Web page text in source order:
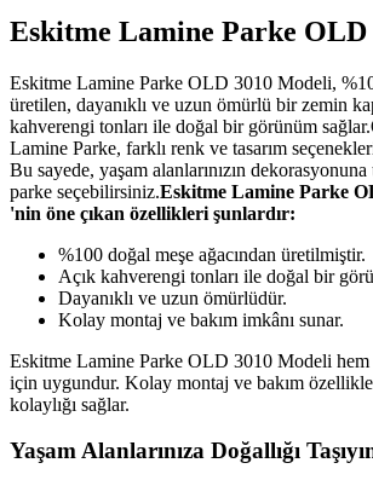
Eskitme Lamine Parke OLD
Eskitme Lamine Parke OLD 3010 Modeli,
üretilen, dayanıklı ve uzun ömürlü bir zemin
kahverengi tonları ile doğal bir görünüm
Lamine Parke, farklı renk ve tasarım
Bu sayede, yaşam alanlarınızın
parke seçebilirsiniz.Eskitme Lamine Parke
'nin öne çıkan özellikleri şunlardır:
%100 doğal meşe ağacından üretilmiştir.
Açık kahverengi tonları ile doğal bir
Dayanıklı ve uzun ömürlüdür.
Kolay montaj ve bakım imkânı sunar.
Eskitme Lamine Parke OLD 3010 Modeli hem
için uygundur. Kolay montaj ve bakım
kolaylığı sağlar.
Yaşam Alanlarınıza Doğallığı